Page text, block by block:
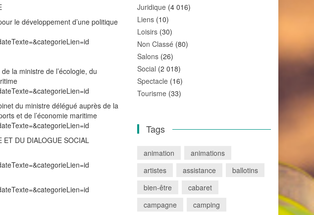
le développement d’une politique
la ministre de l’écologie, du
du ministre délégué auprès de la
et de l’économie maritime
ET DU DIALOGUE SOCIAL
Juridique (4 016)
Liens (10)
Loisirs (30)
Non Classé (80)
Salons (26)
Social (2 018)
Spectacle (16)
Tourisme (33)
Tags
animation
animations
artistes
assistance
ballotins
bien-être
cabaret
campagne
camping